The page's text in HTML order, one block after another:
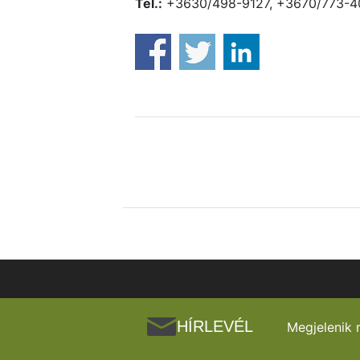
Tel.: +3630/498-9127, +3670/773-
HÍRLEVÉL Megjelenik